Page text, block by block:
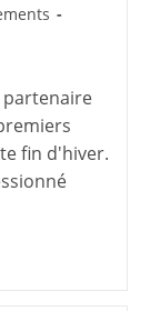
partenaire
fin d'hiver.